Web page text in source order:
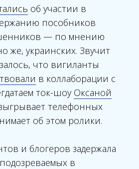
об участии в
пособников
— по мнению
же, украинских. Звучит
что вигиланты
в коллаборации с
ток-шоу Оксаной
телефонных
об этом ролики.
и блогеров задержала
в